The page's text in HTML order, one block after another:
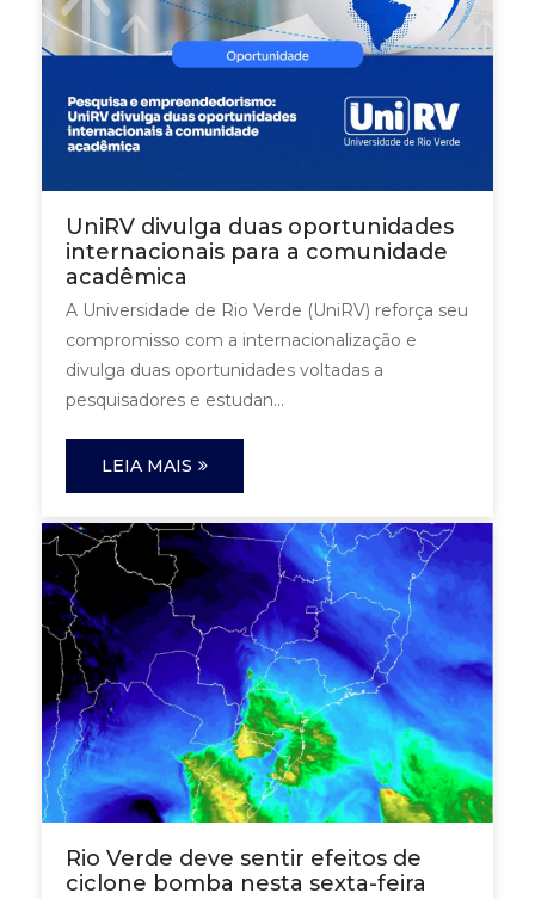
UniRV divulga duas oportunidades
internacionais para a comunidade
acadêmica
A Universidade de Rio Verde (UniRV) reforça seu
compromisso com a internacionalização e
divulga duas oportunidades voltadas a
pesquisadores e estudan...
LEIA MAIS
Rio Verde deve sentir efeitos de
ciclone bomba nesta sexta-feira